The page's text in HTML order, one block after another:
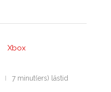
Xbox
7 minut(ers) lästid